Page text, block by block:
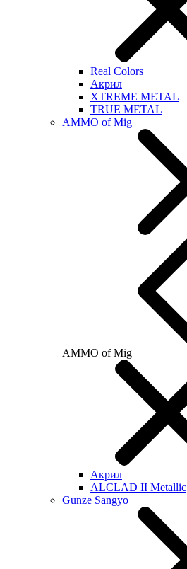
Real Colors
Акрил
XTREME METAL
TRUE METAL
AMMO of Mig
AMMO of Mig
Акрил
ALCLAD II Metallic
Gunze Sangyo